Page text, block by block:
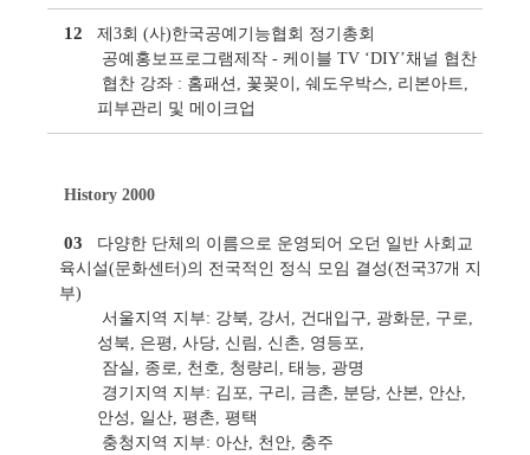
12
제3회 (사)한국공예기능협회 정기총회
공예홍보프로그램제작 - 케이블 TV ‘DIY’채널 협찬
협찬 강좌 : 홈패션, 꽃꽂이, 쉐도우박스, 리본아트,
피부관리 및 메이크업
History 2000
03
다양한 단체의 이름으로 운영되어 오던 일반 사회교
육시설(문화센터)의 전국적인 정식 모임 결성(전국37개 지
부)
서울지역 지부: 강북, 강서, 건대입구, 광화문, 구로,
성북, 은평, 사당, 신림, 신촌, 영등포,
잠실, 종로, 천호, 청량리, 태능, 광명
경기지역 지부: 김포, 구리, 금촌, 분당, 산본, 안산,
안성, 일산, 평촌, 평택
충청지역 지부: 아산, 천안, 충주